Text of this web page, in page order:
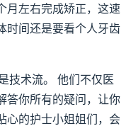
月左右完成矫正，这速
时间还是要看个人牙齿
技术流。 他们不仅医
答你所有的疑问，让你
心的护士小姐姐们，会